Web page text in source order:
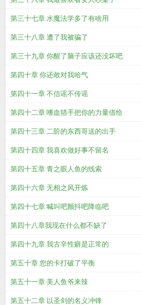
第三十七章 水魔法学多了有啥用
第三十八章 遭了我被骗了
第三十九章 你醒了脑子应该还没坏吧
第四十章 你还敢对我哈气
第四十一章 不信谣不传谣
第四十二章 嗜血猎手把你的力量借给
第四十三章 二阶的东西哥送的出手
第四十四章 我喜欢做好事不留名
第四十五章 青之眼人鱼的线索
第四十六章 无相之风开炼
第四十七章 喊叫吧颤抖吧降临吧
第四十八章我现在什么都不缺了
第四十九章 我古辛性癖是正常的
第五十章 您的卡打破了平衡
第五十一章 美人鱼爷来辣
第五十二章 以圣剑的名义冲锋